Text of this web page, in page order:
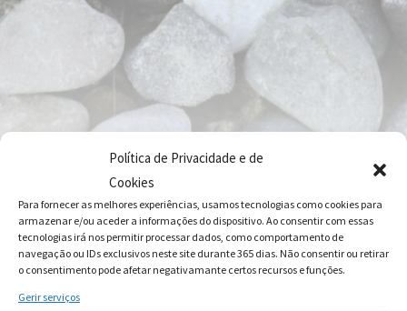
Política de Privacidade e de
Cookies
Para fornecer as melhores experiências, usamos tecnologias como cookies para
armazenar e/ou aceder a informações do dispositivo. Ao consentir com essas
tecnologias irá nos permitir processar dados, como comportamento de
navegação ou IDs exclusivos neste site durante 365 dias. Não consentir ou retirar
o consentimento pode afetar negativamante certos recursos e funções.
Gerir serviços